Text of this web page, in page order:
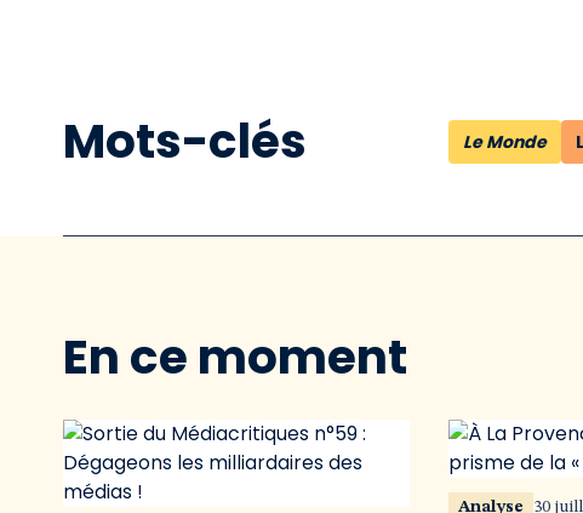
Mots-clés Le Monde
En ce moment
Analyse 30